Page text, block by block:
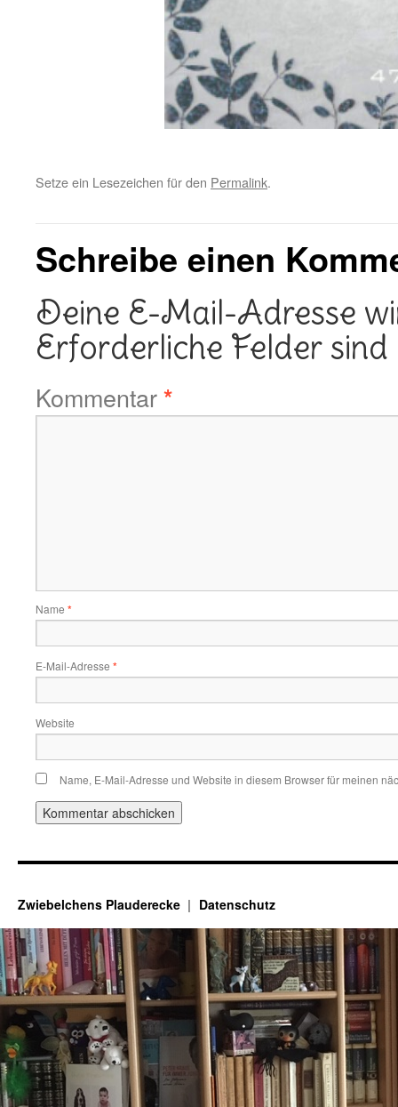
Setze ein Lesezeichen für den Permalink.
Schreibe einen
Deine E-Mail-Adresse
Erforderliche Felder
Kommentar*
Name *
E-Mail-Adresse *
Website
Name, E-Mail-Adresse und Website in diesem Browser für meinen
Zwiebelchens Plauderecke Datenschutz